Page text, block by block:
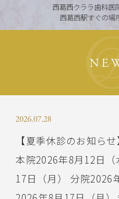
西葛西クララ歯科医
西葛西駅すぐの場
2026.07.28
【夏季休診のお知らせ
本院2026年8月12日
17日（月） 分院2026